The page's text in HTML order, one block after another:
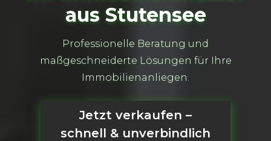
aus Stutensee
Professionelle Beratung und
maßgeschneiderte Lösungen für Ihre
Immobilienanliegen.
Jetzt verkaufen –
schnell & unverbindlich